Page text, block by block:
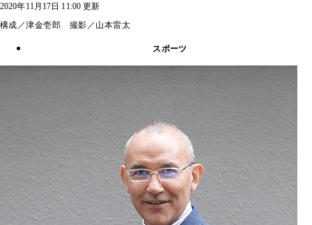
2020年11月17日 11:00 更新
構成／津金壱郎 撮影／山本雷太
スポーツ